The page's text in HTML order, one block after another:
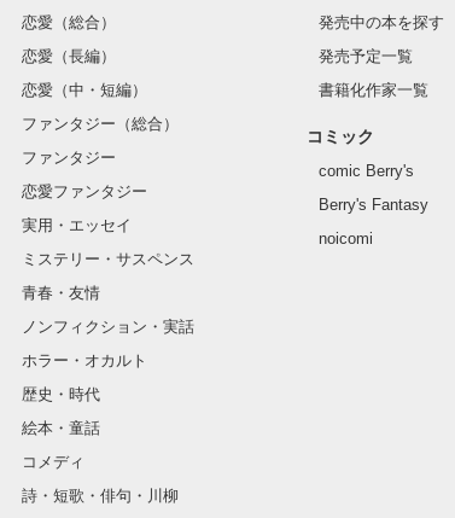
恋愛（総合）
恋愛（長編）
恋愛（中・短編）
ファンタジー（総合）
ファンタジー
恋愛ファンタジー
実用・エッセイ
ミステリー・サスペンス
青春・友情
ノンフィクション・実話
ホラー・オカルト
歴史・時代
絵本・童話
コメディ
詩・短歌・俳句・川柳
発売中の本を探す
発売予定一覧
書籍化作家一覧
コミック
comic Berry's
Berry's Fantasy
noicomi